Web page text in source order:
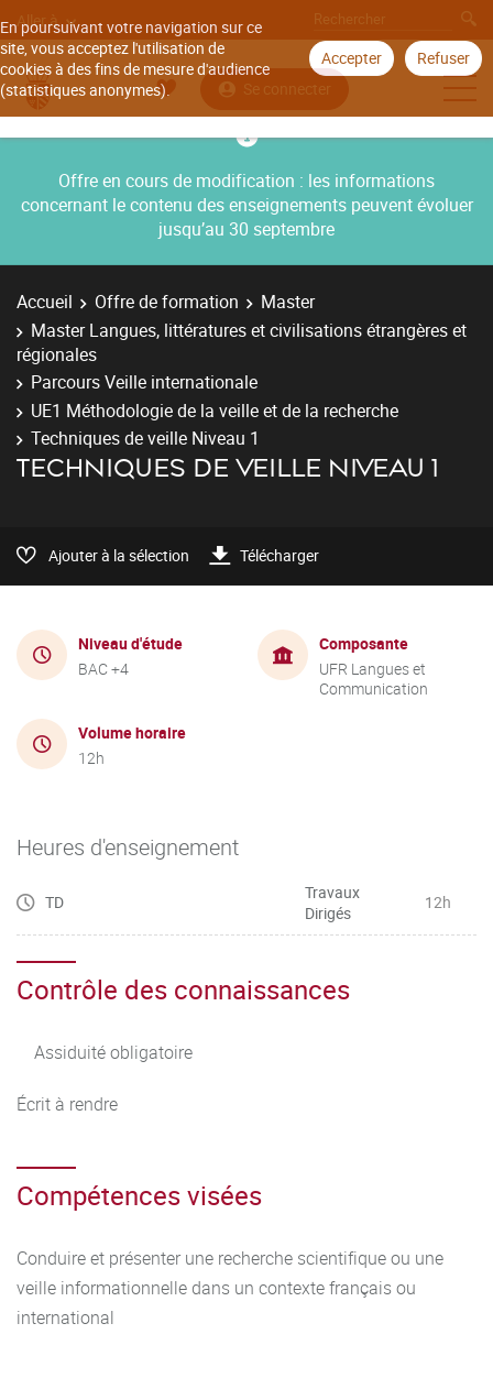
En poursuivant votre navigation sur ce
site, vous acceptez l'utilisation de
cookies à des fins de mesure d'audience
(statistiques anonymes).
Accepter Refuser
Aller à
Se connecter
Offre en cours de modification : les informations
concernant le contenu des enseignements peuvent évoluer
jusqu’au 30 septembre
Accueil Offre de formation
Master
Master Langues, littératures et civilisations étrangères et
régionales
Parcours Veille internationale
UE1 Méthodologie de la veille et de la recherche
Techniques de veille Niveau 1
TECHNIQUES DE VEILLE NIVEAU 1
Ajouter à la sélection Télécharger
Niveau d'étude
BAC +4
Composante
UFR Langues et
Communication
Volume horaire
12h
Heures d'enseignement
TD
Travaux
Dirigés
12h
Contrôle des connaissances
Assiduité obligatoire
Écrit à rendre
Compétences visées
Conduire et présenter une recherche scientifique ou une
veille informationnelle dans un contexte français ou
international